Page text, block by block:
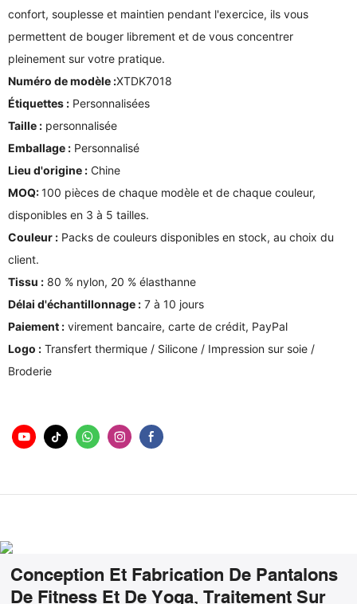
confort, souplesse et maintien pendant l'exercice, ils vous
permettent de bouger librement et de vous concentrer
pleinement sur votre pratique.
Numéro de modèle :XTDK7018
Étiquettes : Personnalisées
Taille : personnalisée
Emballage : Personnalisé
Lieu d'origine : Chine
MOQ:100 pièces de chaque modèle et de chaque couleur,
disponibles en 3 à 5 tailles.
Couleur : Packs de couleurs disponibles en stock, au choix du
client.
Tissu : 80 % nylon, 20 % élasthanne
Délai d'échantillonnage : 7 à 10 jours
Paiement : virement bancaire, carte de crédit, PayPal
Logo : Transfert thermique / Silicone / Impression sur soie /
Broderie
Conception Et Fabrication De Pantalons
De Fitness Et De Yoga, Traitement Sur